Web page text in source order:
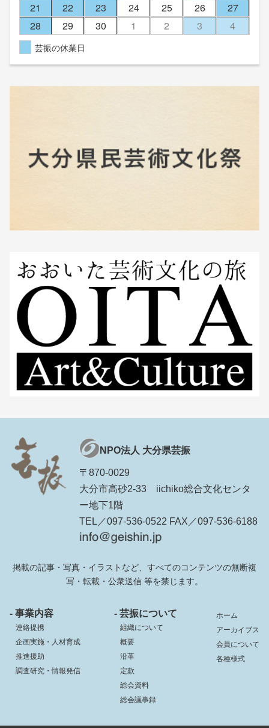
21
22 23 24 25 26
27
28
29 30 1 2 3 4
芸振の休業日
NPO法人 大分県芸振
〒870-0029
大分市高砂2-33 iichiko総合文化センタ
ー地下1階
TEL／097-536-0522 FAX／097-536-6188
掲載の記事・写真・イラストなど、すべてのコンテンツの無断複
写・転載・公衆送信 等を禁じます。
- 事業内容
連絡提携
企画実施・人材育成
推進援助
調査研究・情報発信
- 芸振について
組織について
概要
沿革
定款
総会資料
総会議事録
ホーム
アーカイブス
会員について
各種様式